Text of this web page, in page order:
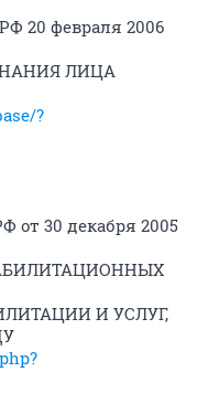
20 февраля 2006
ЛИЦА
?
от 30 декабря 2005
И УСЛУГ,